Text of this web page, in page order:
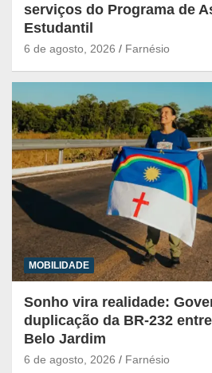
serviços do Programa de
Estudantil
6 de agosto, 2026 Farnésio
MOBILIDADE
Sonho vira realidade:
duplicação da BR-232
Belo Jardim
6 de agosto, 2026 Farnésio